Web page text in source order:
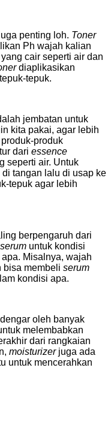
penting loh. Toner
Ph wajah kalian
cair seperti air dan
diaplikasikan
tepuk.
jembatan untuk
kita pakai, agar lebih
produk
dari essence
seperti air. Untuk
tangan lalu di usap ke
tepuk agar lebih
berpengaruh dari
serum untuk kondisi
Misalnya, wajah
bisa membeli serum
kondisi apa.
oleh banyak
melembabkan
dari rangkaian
moisturizerjuga ada
untuk mencerahkan